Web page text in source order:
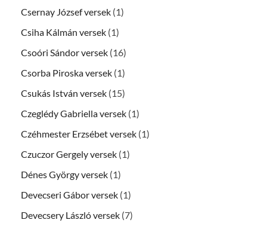
Csernay József versek (1)
Csiha Kálmán versek (1)
Csoóri Sándor versek (16)
Csorba Piroska versek (1)
Csukás István versek (15)
Czeglédy Gabriella versek (1)
Czéhmester Erzsébet versek (1)
Czuczor Gergely versek (1)
Dénes György versek (1)
Devecseri Gábor versek (1)
Devecsery László versek (7)